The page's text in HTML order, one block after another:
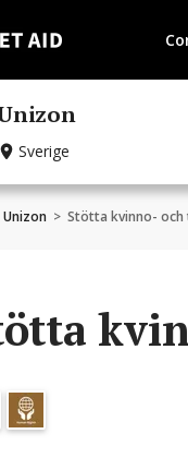
Sverige
Unizon > Stötta kvinno-